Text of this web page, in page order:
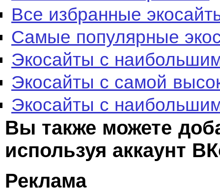
Все избранные
Самые популярные
Экосайты с
Экосайты с самой
Экосайты с
Вы также можете
используя аккаунт
Реклама